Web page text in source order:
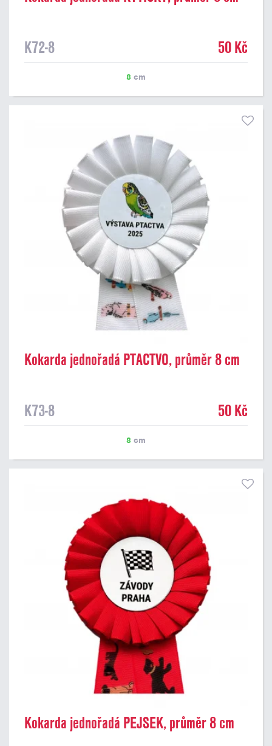
K72-8 50 Kč
8 cm
Kokarda jednořadá PTACTVO, průměr 8 cm
K73-8 50 Kč
8 cm
Kokarda jednořadá PEJSEK, průměr 8 cm